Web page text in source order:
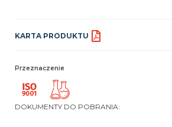
KARTA PRODUKTU
Przeznaczenie
DOKUMENTY DO POBRANIA: